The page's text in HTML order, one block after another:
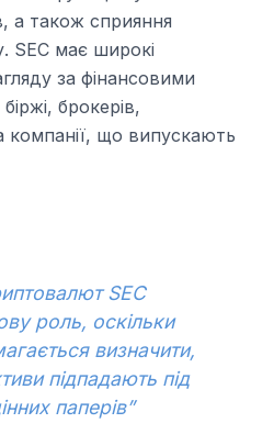
а також сприяння
SEC має широкі
за фінансовими
брокерів,
компанії, що випускають
SEC
роль, оскільки
визначити,
підпадають під
паперів”